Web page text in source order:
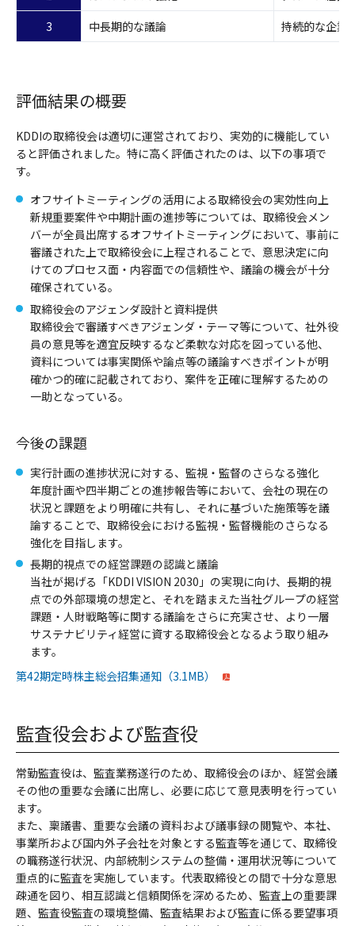
3
中長期的な議論 持続的な企業
評価結果の概要
KDDIの取締役会は適切に運営されており、実効的に機能してい
ると評価されました。特に高く評価されたのは、以下の事項で
す。
オフサイトミーティングの活用による取締役会の実効性向上
新規重要案件や中期計画の進捗等については、取締役会メン
バーが全員出席するオフサイトミーティングにおいて、事前に
審議された上で取締役会に上程されることで、意思決定に向
けてのプロセス面・内容面での信頼性や、議論の機会が十分
確保されている。
取締役会のアジェンダ設計と資料提供
取締役会で審議すべきアジェンダ・テーマ等について、社外役
員の意見等を適宜反映するなど柔軟な対応を図っている他、
資料については事実関係や論点等の議論すべきポイントが明
確かつ的確に記載されており、案件を正確に理解するための
一助となっている。
今後の課題
実行計画の進捗状況に対する、監視・監督のさらなる強化
年度計画や四半期ごとの進捗報告等において、会社の現在の
状況と課題をより明確に共有し、それに基づいた施策等を議
論することで、取締役会における監視・監督機能のさらなる
強化を目指します。
長期的視点での経営課題の認識と議論
当社が掲げる「KDDI VISION 2030」の実現に向け、長期的視
点での外部環境の想定と、それを踏まえた当社グループの経営
課題・人財戦略等に関する議論をさらに充実させ、より一層
サステナビリティ経営に資する取締役会となるよう取り組み
ます。
第42期定時株主総会招集通知 （3.1MB） PDFファイルを開く
監査役会および監査役
常勤監査役は、監査業務遂行のため、取締役会のほか、経営会議
その他の重要な会議に出席し、必要に応じて意見表明を行ってい
ます。
また、稟議書、重要な会議の資料および議事録の閲覧や、本社、
事業所および国内外子会社を対象とする監査等を通じて、取締役
の職務遂行状況、内部統制システムの整備・運用状況等について
重点的に監査を実施しています。代表取締役との間で十分な意思
疎通を図り、相互認識と信頼関係を深めるため、監査上の重要課
題、監査役監査の環境整備、監査結果および監査に係る要望事項